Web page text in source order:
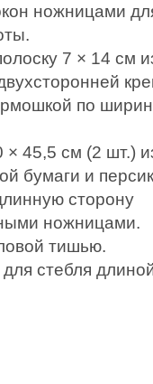
ножницами
7 × 14 см
по
× 45,5 см (2 шт.)
бумаги и
сторону
ножницами.
тишью.
стебля